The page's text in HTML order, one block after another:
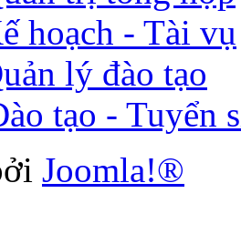
hoạch - Tài vụ
lý đào tạo
tạo - Tuyển
Joomla!®